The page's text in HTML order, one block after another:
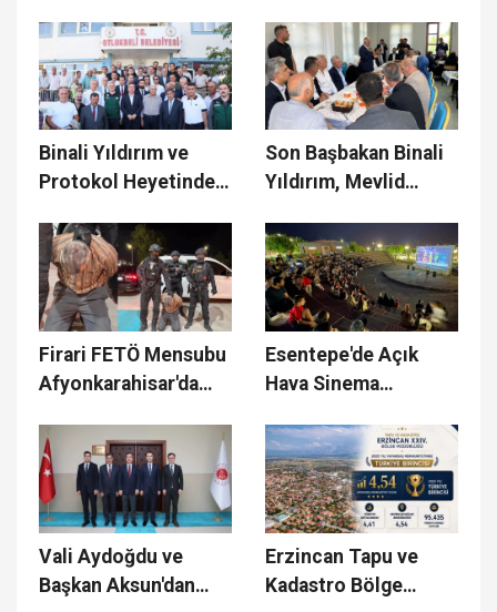
Belediyesine Ziyaret
Binali Yıldırım ve
Protokol Heyetinden
Ziyaret
Son Başbakan Binali
Yıldırım, Mevlid
Hemşehrileriyle
Buluştu
Firari FETÖ Mensubu
Afyonkarahisar'da
Esentepe'de Açık
Hava Sinema
Vali Aydoğdu ve
Başkan Aksun'dan
Erzincan Tapu ve
Kadastro Bölge